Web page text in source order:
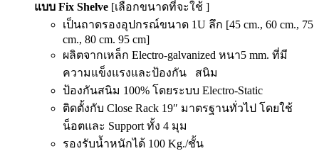
แบบ Fix Shelve [เลือกขนาดที่จะใช้ ]
เป็นถาดรองอุปกรณ์ขนาด 1U ลึก [45 cm., 60 cm., 75
cm., 80 cm. 95 cm]
ผลิตจากเหล็ก Electro-galvanized หนา5 mm. ที่มี
ความแข็งแรงและป้องกัน สนิม
ป้องกันสนิม 100% โดยระบบ Electro-Static
ติดตั้งกับ Close Rack 19″ มาตรฐานทั่วไป โดยใช้
น็อตและ Support ทั้ง 4 มุม
รองรับน้ำหนักได้ 100 Kg./ชั้น